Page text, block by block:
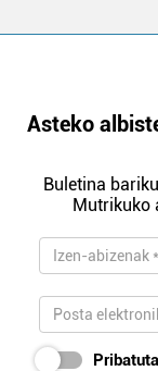
Asteko
Buletina
Mutrikuko